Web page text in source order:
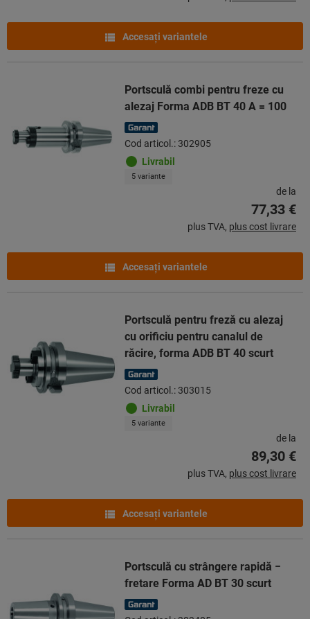
Accesaţi variantele
Portsculă combi pentru freze cu
alezaj Forma ADB BT 40 A = 100
Cod articol.: 302905
Livrabil
5 variante
de la
77,33 €
plus TVA, plus cost livrare
Accesaţi variantele
Portsculă pentru freză cu alezaj
cu orificiu pentru canalul de
răcire, forma ADB BT 40 scurt
Cod articol.: 303015
Livrabil
5 variante
de la
89,30 €
plus TVA, plus cost livrare
Accesaţi variantele
Portsculă cu strângere rapidă −
fretare Forma AD BT 30 scurt